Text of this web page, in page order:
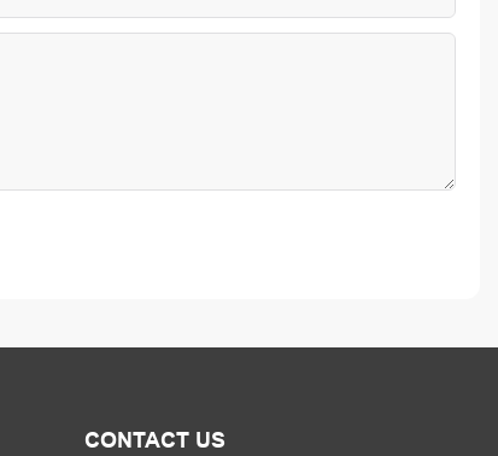
CONTACT US